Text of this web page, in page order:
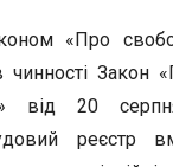
«Про
чинності Закон
від 20
реєстр